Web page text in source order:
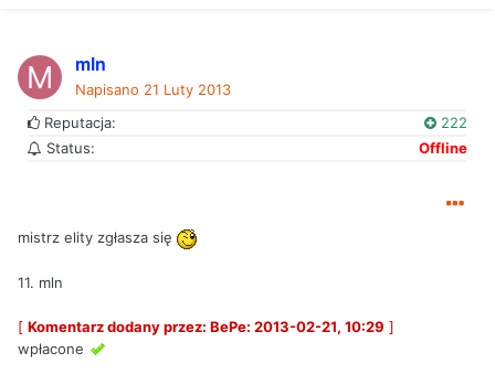
mln
Napisano 21 Luty 2013
Reputacja:
222
Status:
Offline
mistrz elity zgłasza się
11. mln
[ Komentarz dodany przez: BePe: 2013-02-21, 10:29 ]
wpłacone